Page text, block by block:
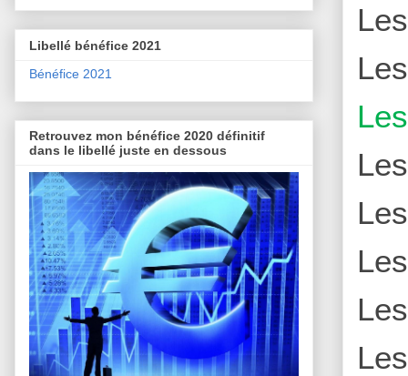
Libellé bénéfice 2021
Bénéfice 2021
Retrouvez mon bénéfice 2020 définitif
dans le libellé juste en dessous